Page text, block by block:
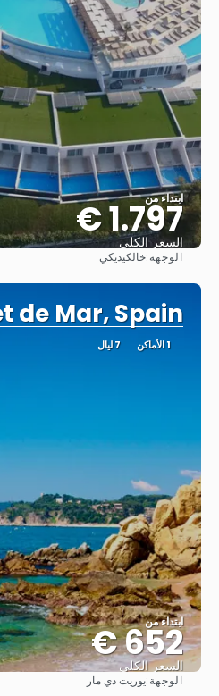
ابتداء من
1.797 €
السعر الكلي
الوجهة:خالكيديكي
de Mar, Spain
1 الأماكن 7 ليال
ابتداء من
652 €
السعر الكلي
الوجهة:يوريت دي مار